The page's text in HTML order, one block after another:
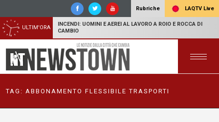
Rubriche LAQTV Live
ULTIM'ORA
INCENDI: UOMINI E AEREI AL LAVORO A ROIO E ROCCA DI
CAMBIO
TAG: ABBONAMENTO FLESSIBILE TRASPORTI